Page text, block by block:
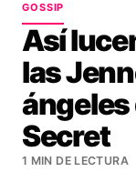
GOSSIP
Así
las
ángeles
Secret
1 MIN DE LECTURA